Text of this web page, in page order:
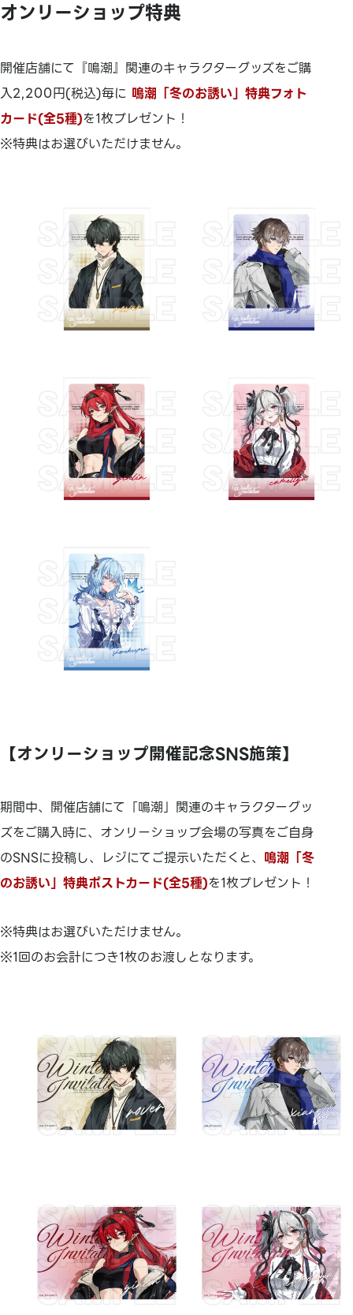
オンリーショップ特典
開催店舗にて『鳴潮』関連のキャラクターグッズをご購
入2,200円(税込)毎に 鳴潮「冬のお誘い」特典フォト
カード(全5種)を1枚プレゼント！
※特典はお選びいただけません。
【オンリーショップ開催記念SNS施策】
期間中、開催店舗にて「鳴潮」関連のキャラクターグッ
ズをご購入時に、オンリーショップ会場の写真をご自身
のSNSに投稿し、レジにてご提示いただくと、 鳴潮「冬
のお誘い」特典ポストカード(全5種)を1枚プレゼント！
※特典はお選びいただけません。
※1回のお会計につき1枚のお渡しとなります。